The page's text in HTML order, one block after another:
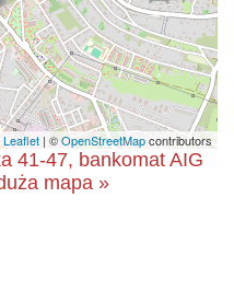
Leaflet | ©OpenStreetMapcontributors
41-47, bankomat AIG
mapa »